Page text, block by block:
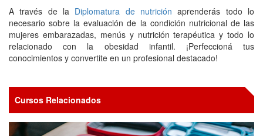
A través de la Diplomatura de nutrición aprenderás todo lo
necesario sobre la evaluación de la condición nutricional de las
mujeres embarazadas, menús y nutrición terapéutica y todo lo
relacionado con la obesidad infantil. ¡Perfeccioná tus
conocimientos y convertite en un profesional destacado!
Cursos Relacionados